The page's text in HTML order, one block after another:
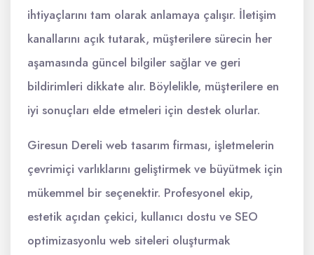
ihtiyaçlarını tam olarak anlamaya çalışır. İletişim
kanallarını açık tutarak, müşterilere sürecin her
aşamasında güncel bilgiler sağlar ve geri
bildirimleri dikkate alır. Böylelikle, müşterilere en
iyi sonuçları elde etmeleri için destek olurlar.
Giresun Dereli web tasarım firması, işletmelerin
çevrimiçi varlıklarını geliştirmek ve büyütmek için
mükemmel bir seçenektir. Profesyonel ekip,
estetik açıdan çekici, kullanıcı dostu ve SEO
optimizasyonlu web siteleri oluşturmak